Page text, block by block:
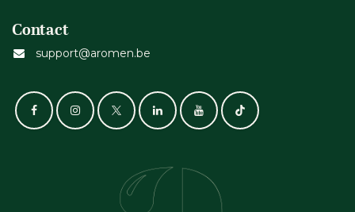
Contact
support@aromen.be